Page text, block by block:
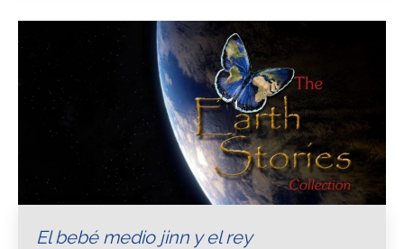
El bebé medio jinn y el rey